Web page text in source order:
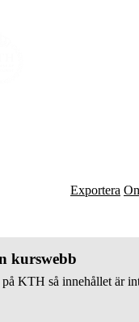
Exportera
kurswebb
KTH så innehållet är